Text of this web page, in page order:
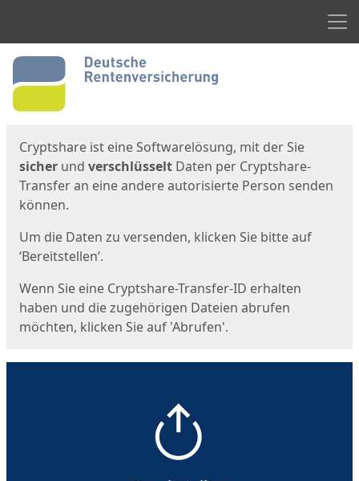
Start
Cryptshare ist eine Softwarelösung, mit der Sie
sicher und verschlüsselt Daten per Cryptshare-
Transfer an eine andere autorisierte Person senden
können.
Um die Daten zu versenden, klicken Sie bitte auf
‘Bereitstellen’.
Wenn Sie eine Cryptshare-Transfer-ID erhalten
haben und die zugehörigen Dateien abrufen
möchten, klicken Sie auf 'Abrufen'.